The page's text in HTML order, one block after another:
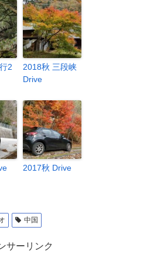
2
2018秋 三段峡
Drive
2017秋 Drive
中国
サーリンク